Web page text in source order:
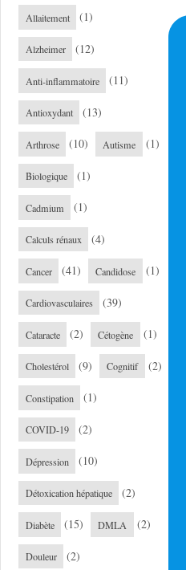
Allaitement (1)
Alzheimer (12)
Anti-inflammatoire (11)
Antioxydant (13)
Arthrose (10) Autisme (1)
Biologique (1)
Cadmium (1)
Calculs rénaux (4)
Cancer (41) Candidose (1)
Cardiovasculaires (39)
Cataracte (2) Cétogène (1)
Cholestérol (9) Cognitif (2)
Constipation (1)
COVID-19 (2)
Dépression (10)
Détoxication hépatique (2)
Diabète (15) DMLA (2)
Douleur (2)